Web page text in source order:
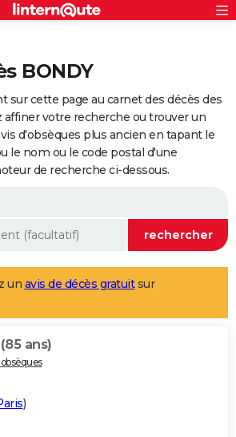
BONDY
sur cette page au carnet des décès des
affiner votre recherche ou trouver un
d'obsèques plus ancien en tapant le
le nom ou le code postal d'une
de recherche ci-dessous.
un avis de décès gratuitsur
(85 ans)
)